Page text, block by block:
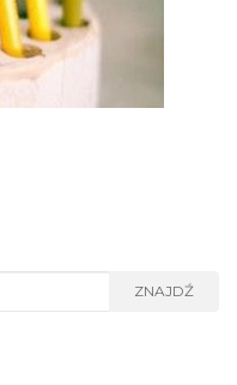
ZNAJDŹ